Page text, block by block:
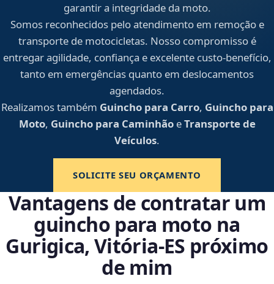
garantir a integridade da moto.
Somos reconhecidos pelo atendimento em remoção e
transporte de motocicletas. Nosso compromisso é
entregar agilidade, confiança e excelente custo-benefício,
tanto em emergências quanto em deslocamentos
agendados.
Realizamos também Guincho para Carro, Guincho para
Moto, Guincho para CaminhãoeTransporte de
Veículos.
SOLICITE SEU ORÇAMENTO
Vantagens de contratar um
guincho para moto na
Gurigica, Vitória‑ES próximo
de mim